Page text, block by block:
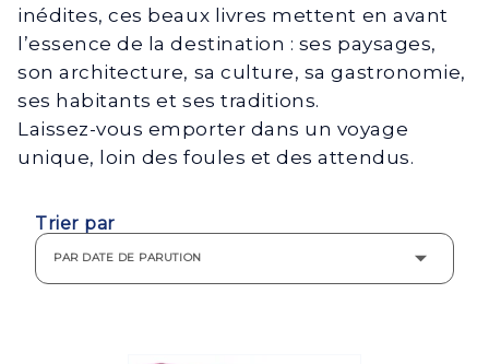
inédites, ces beaux livres mettent en avant
l’essence de la destination : ses paysages,
son architecture, sa culture, sa gastronomie,
ses habitants et ses traditions.
Laissez-vous emporter dans un voyage
unique, loin des foules et des attendus.
Trier par
PAR DATE DE PARUTION